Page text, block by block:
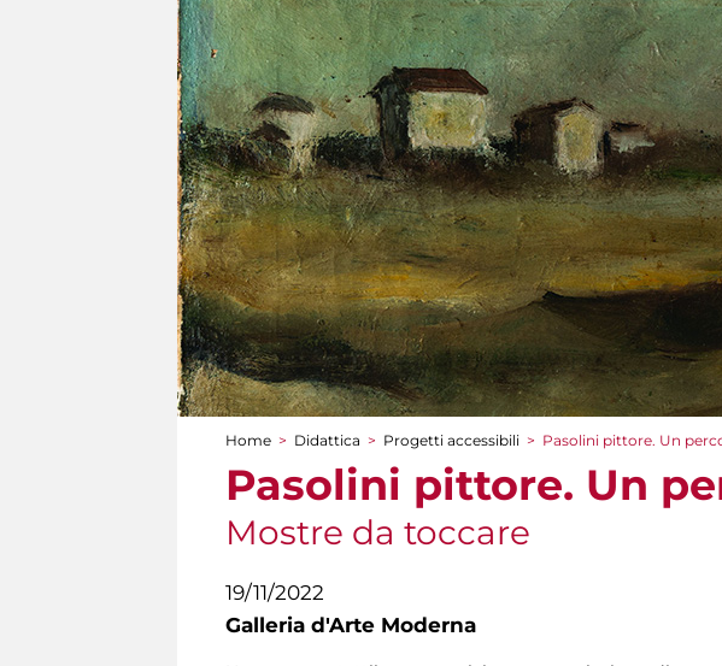
Tu sei qui
Home > Didattica > Progetti accessibili > Pasolini pittore. Un
Pasolini pittore. Un
Mostre da toccare
19/11/2022
Galleria d'Arte Moderna